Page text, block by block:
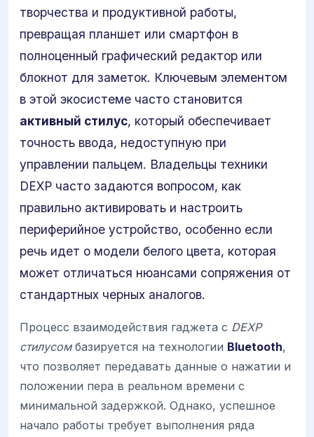
творчества и продуктивной работы,
превращая планшет или смартфон в
полноценный графический редактор или
блокнот для заметок. Ключевым элементом
в этой экосистеме часто становится
активный стилус, который обеспечивает
точность ввода, недоступную при
управлении пальцем. Владельцы техники
DEXP часто задаются вопросом, как
правильно активировать и настроить
периферийное устройство, особенно если
речь идет о модели белого цвета, которая
может отличаться нюансами сопряжения от
стандартных черных аналогов.
Процесс взаимодействия гаджета с DEXP
стилусомбазируется на технологии Bluetooth,
что позволяет передавать данные о нажатии и
положении пера в реальном времени с
минимальной задержкой. Однако, успешное
начало работы требует выполнения ряда